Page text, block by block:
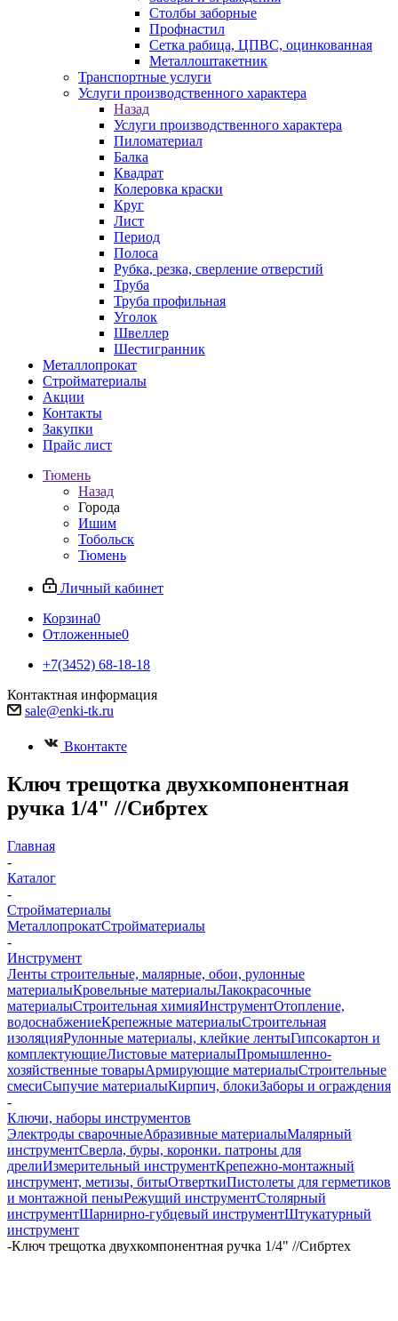
Столбы заборные
Профнастил
Сетка рабица, ЦПВС, оцинкованная
Металлоштакетник
Транспортные услуги
Услуги производственного характера
Назад
Услуги производственного характера
Пиломатериал
Балка
Квадрат
Колеровка краски
Круг
Лист
Период
Полоса
Рубка, резка, сверление отверстий
Труба
Труба профильная
Уголок
Швеллер
Шестигранник
Металлопрокат
Стройматериалы
Акции
Контакты
Закупки
Прайс лист
Тюмень
Назад
Города
Ишим
Тобольск
Тюмень
Личный кабинет
Корзина0
Отложенные0
+7(3452) 68-18-18
Контактная информация
sale@enki-tk.ru
Вконтакте
Ключ трещотка двухкомпонентная
ручка 1/4" //Сибртех
Главная
-
Каталог
-
Стройматериалы
МеталлопрокатСтройматериалы
-
Инструмент
Ленты строительные, малярные, обои, рулонные
материалыКровельные материалыЛакокрасочные
материалыСтроительная химияИнструментОтопление,
водоснабжениеКрепежные материалыСтроительная
изоляцияРулонные материалы, клейкие лентыГипсокартон и
комплектующиеЛистовые материалыПромышленно-
хозяйственные товарыАрмирующие материалыСтроительные
смесиСыпучие материалыКирпич, блокиЗаборы и ограждения
-
Ключи, наборы инструментов
Электроды сварочныеАбразивные материалыМалярный
инструментСверла, буры, коронки. патроны для
дрелиИзмерительный инструментКрепежно-монтажный
инструмент, метизы, битыОтверткиПистолеты для герметиков
и монтажной пеныРежущий инструментСтолярный
инструментШарнирно-губцевый инструментШтукатурный
инструмент
-Ключ трещотка двухкомпонентная ручка 1/4" //Сибртех